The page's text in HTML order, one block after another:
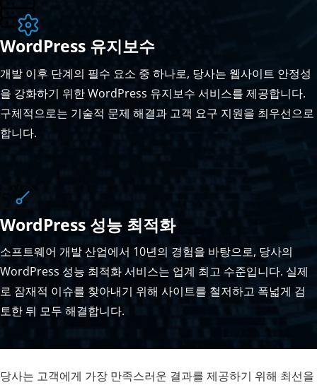
WordPress 유지보수
개발 이후 단계의 필수 요소 중 하나로, 당사는 웹사이트 안정성
을 강화하기 위한 WordPress 유지보수 서비스를 제공합니다.
구체적으로는 기술적 문제 해결과 고객 요구 지원을 최우선으로
합니다.
WordPress 성능 최적화
소프트웨어 개발 산업에서 10년의 경험을 바탕으로, 당사의
WordPress 성능 최적화 서비스는 업계 최고 수준입니다. 실제
로 잠재적 이슈를 찾아내기 위해 사이트를 철저하고 폭넓게 검
토한 뒤 모두 해결합니다.
당사는 고객에게 가장 만족스러운 결과를 제공하기 위해 최선을